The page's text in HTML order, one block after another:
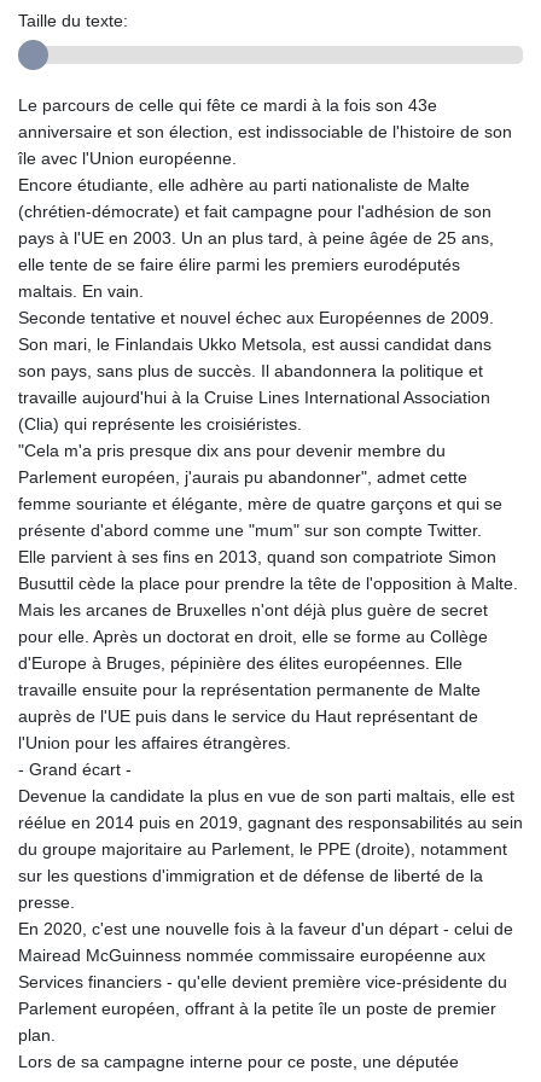
Taille du texte:
Le parcours de celle qui fête ce mardi à la fois son 43e
anniversaire et son élection, est indissociable de l'histoire de son
île avec l'Union européenne.
Encore étudiante, elle adhère au parti nationaliste de Malte
(chrétien-démocrate) et fait campagne pour l'adhésion de son
pays à l'UE en 2003. Un an plus tard, à peine âgée de 25 ans,
elle tente de se faire élire parmi les premiers eurodéputés
maltais. En vain.
Seconde tentative et nouvel échec aux Européennes de 2009.
Son mari, le Finlandais Ukko Metsola, est aussi candidat dans
son pays, sans plus de succès. Il abandonnera la politique et
travaille aujourd'hui à la Cruise Lines International Association
(Clia) qui représente les croisiéristes.
"Cela m'a pris presque dix ans pour devenir membre du
Parlement européen, j'aurais pu abandonner", admet cette
femme souriante et élégante, mère de quatre garçons et qui se
présente d'abord comme une "mum" sur son compte Twitter.
Elle parvient à ses fins en 2013, quand son compatriote Simon
Busuttil cède la place pour prendre la tête de l'opposition à Malte.
Mais les arcanes de Bruxelles n'ont déjà plus guère de secret
pour elle. Après un doctorat en droit, elle se forme au Collège
d'Europe à Bruges, pépinière des élites européennes. Elle
travaille ensuite pour la représentation permanente de Malte
auprès de l'UE puis dans le service du Haut représentant de
l'Union pour les affaires étrangères.
- Grand écart -
Devenue la candidate la plus en vue de son parti maltais, elle est
réélue en 2014 puis en 2019, gagnant des responsabilités au sein
du groupe majoritaire au Parlement, le PPE (droite), notamment
sur les questions d'immigration et de défense de liberté de la
presse.
En 2020, c'est une nouvelle fois à la faveur d'un départ - celui de
Mairead McGuinness nommée commissaire européenne aux
Services financiers - qu'elle devient première vice-présidente du
Parlement européen, offrant à la petite île un poste de premier
plan.
Lors de sa campagne interne pour ce poste, une députée